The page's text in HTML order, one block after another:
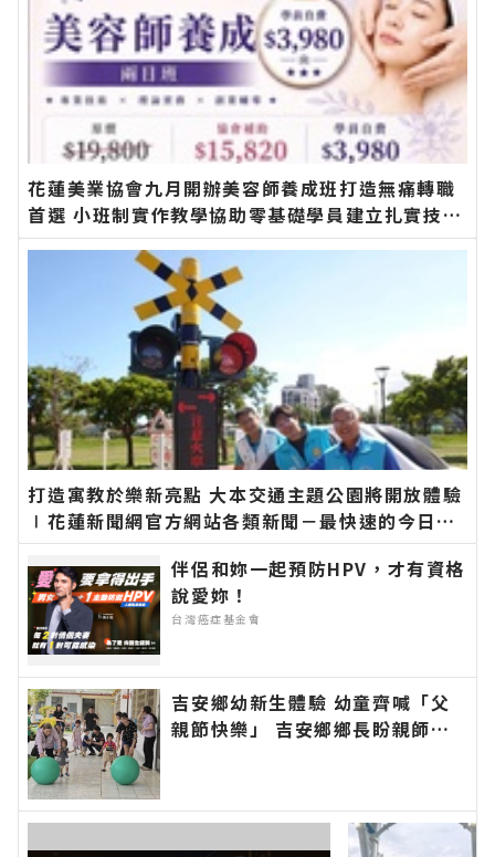
花蓮美業協會九月開辦美容師養成班打造無痛轉職
首選 小班制實作教學協助零基礎學員建立扎實技術
邁向創業之路∣花蓮新聞網官方網站各類新聞－最
快速的今日新聞報導 最新的在地資訊！
打造寓教於樂新亮點 大本交通主題公園將開放體驗
∣花蓮新聞網官方網站各類新聞－最快速的今日新
聞報導 最新的在地資訊！
伴侶和妳一起預防HPV，才有資格
說愛妳！
台灣癌症基金會
吉安鄉幼新生體驗 幼童齊喊「父
親節快樂」 吉安鄉鄉長盼親師協
今日新聞報導 最新的在地資訊！